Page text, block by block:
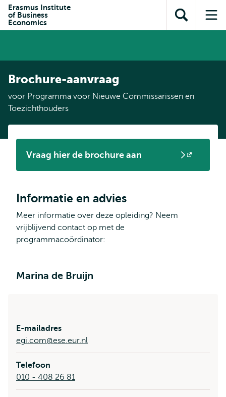
inhoud
Direct naar
subnavigatie
Erasmus Institute
of Business
Economics
Toon
zoekveld
Brochure-aanvraag
voor Programma voor Nieuwe Commissarissen en
Toezichthouders
Vraag hier de brochure aan
Opent
extern
Informatie en advies
Meer informatie over deze opleiding? Neem
vrijblijvend contact op met de
programmacoördinator:
Marina de Bruijn
E-mailadres
egi.com@ese.eur.nl
Telefoon
010 - 408 26 81